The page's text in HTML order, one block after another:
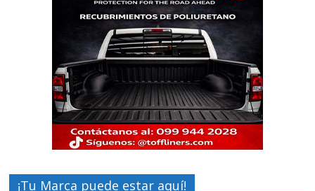
¡Tu Marca puede estar aquí!